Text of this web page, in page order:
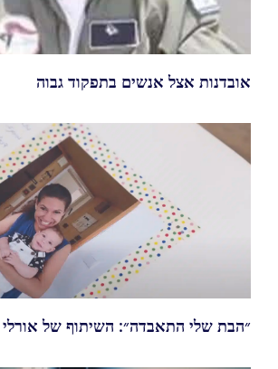
אובדנות אצל אנשים בתפקוד גבוה
״הבת שלי התאבדה״: השיתוף של אורלי